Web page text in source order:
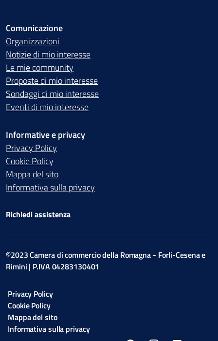
Comunicazione
Organizzazioni
Notizie di mio interesse
Le mie community
Proposte di mio interesse
Sondaggi di mio interesse
Eventi di mio interesse
Informative e privacy
Privacy Policy
Cookie Policy
Mappa del sito
Informativa sulla privacy
Richiedi assistenza
©2023 Camera di commercio della Romagna - Forli-Cesena e
Rimini | P.IVA 04283130401
Privacy Policy
Cookie Policy
Mappa del sito
Informativa sulla privacy